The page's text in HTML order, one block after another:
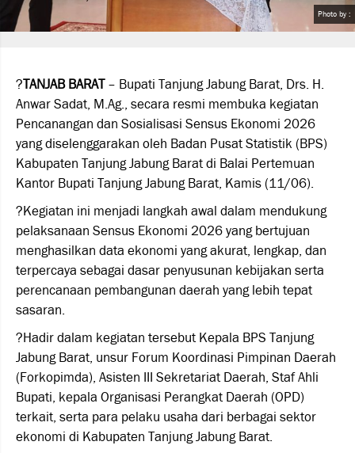
Photo by :
?TANJAB BARAT– Bupati Tanjung Jabung Barat, Drs. H.
Anwar Sadat, M.Ag., secara resmi membuka kegiatan
Pencanangan dan Sosialisasi Sensus Ekonomi 2026
yang diselenggarakan oleh Badan Pusat Statistik (BPS)
Kabupaten Tanjung Jabung Barat di Balai Pertemuan
Kantor Bupati Tanjung Jabung Barat, Kamis (11/06).
?Kegiatan ini menjadi langkah awal dalam mendukung
pelaksanaan Sensus Ekonomi 2026 yang bertujuan
menghasilkan data ekonomi yang akurat, lengkap, dan
terpercaya sebagai dasar penyusunan kebijakan serta
perencanaan pembangunan daerah yang lebih tepat
sasaran.
?Hadir dalam kegiatan tersebut Kepala BPS Tanjung
Jabung Barat, unsur Forum Koordinasi Pimpinan Daerah
(Forkopimda), Asisten III Sekretariat Daerah, Staf Ahli
Bupati, kepala Organisasi Perangkat Daerah (OPD)
terkait, serta para pelaku usaha dari berbagai sektor
ekonomi di Kabupaten Tanjung Jabung Barat.